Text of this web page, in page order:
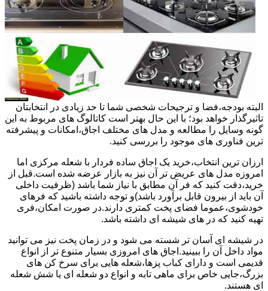
البته بودجه،فضا و ترجیحات شخصی شما تا حد زیادی در انتخابتان
تاثیرگذار خواهد بود؛ با این حال بهتر است کاتالوگ های مربوط به این
گونه وسایل را مطالعه و مدل های مختلف اجاق،امکانات و پیشرفته
ترین فناوری های موجود را بررسی کنید.
ارزان ترین انتخاب،خرید یک اجاق ساده فردار با شعله مرکزی اما
امروزه مدل های عریض تر آن نیز به بازار عرضه شده است.قبل از
خرید،دقت کنید که فر آن مطابق با نیاز شما باشد (ظرفیت داخلی
آن باید از بیرون قابل برآورد باشد)و توجه داشته باشید که فرهای
خودشوی،عموما فضای پخت کمتری دارند.در صورت امکان،فری
تهیه کنید که در های شیشه ای داشته باشد.
در شیشه ای آسان تر شسته می شود و در زمان پخت نیز می توانید
مواد داخل آن را ببینید.اجاق های امروزی بسیار متنوع تر از انواع
قدیمی است و دارای کباب پزها،شعله هایی برای سرخ کن های
بزرگ،جایی خاص برای ماهی تابه و انواع دو شعله ای یا شش شعله
ای هستند.